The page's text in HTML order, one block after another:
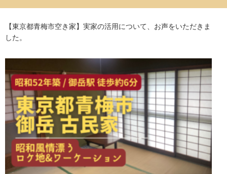
【東京都青梅市空き家】実家の活用について、お声をいただきま
した。